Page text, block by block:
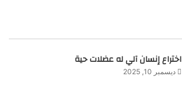
اختراع إنسان آلي له عضلات حية
ديسمبر 10, 2025